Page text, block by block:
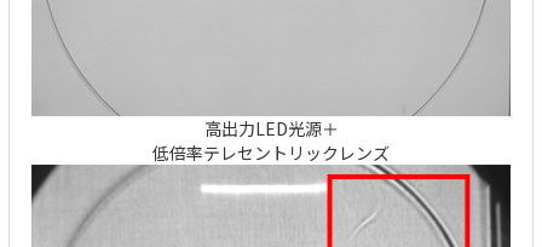
高出力LED光源＋
低倍率テレセントリックレンズ